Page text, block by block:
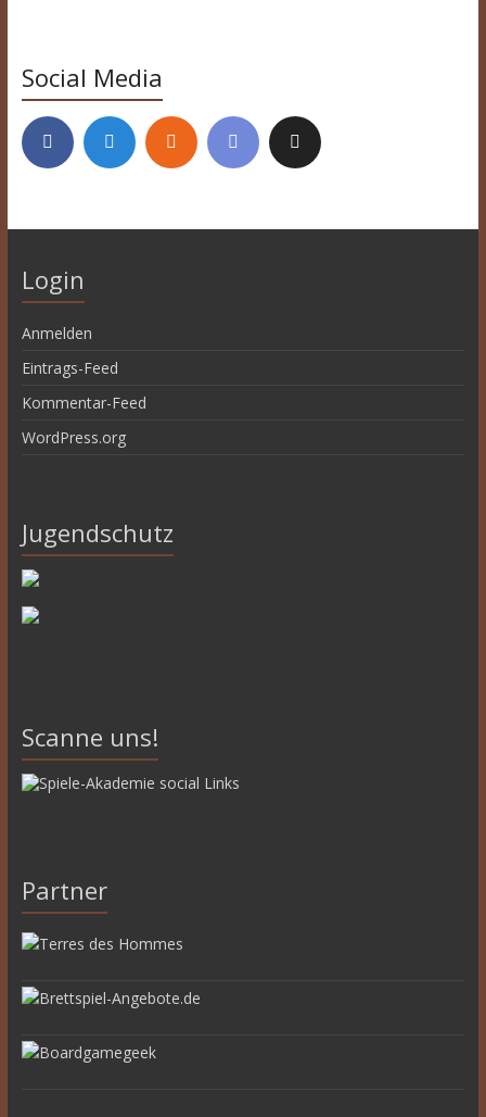
Social Media
Login
Anmelden
Eintrags-Feed
Kommentar-Feed
WordPress.org
Jugendschutz
Scanne uns!
Partner